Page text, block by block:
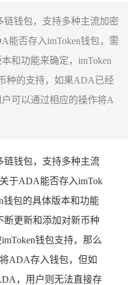
链钱包，支持多种主流加密
能否存入imToken钱包，需
和功能来确定，imToken
种的支持，如果ADA已经
可以通过相应的操作将A
链钱包，支持多种主流
于ADA能否存入imTok
钱包的具体版本和功能
断更新和添加对新币种
钱包支持，那么
ADA存入钱包，但如
，用户则无法直接存